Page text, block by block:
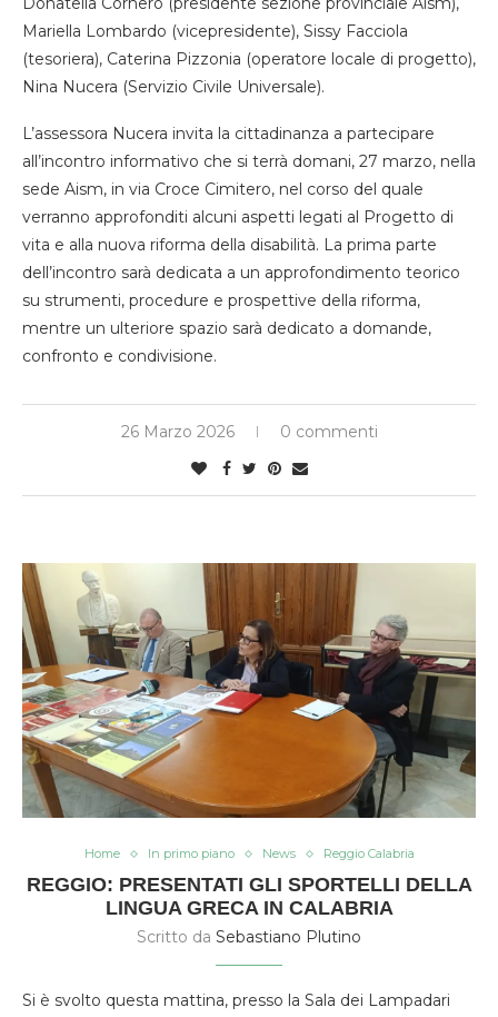
Mariella Lombardo (vicepresidente), Sissy Facciola
(tesoriera), Caterina Pizzonia (operatore locale di progetto),
Nina Nucera (Servizio Civile Universale).
L’assessora Nucera invita la cittadinanza a partecipare
all’incontro informativo che si terrà domani, 27 marzo, nella
sede Aism, in via Croce Cimitero, nel corso del quale
verranno approfonditi alcuni aspetti legati al Progetto di
vita e alla nuova riforma della disabilità. La prima parte
dell’incontro sarà dedicata a un approfondimento teorico
su strumenti, procedure e prospettive della riforma,
mentre un ulteriore spazio sarà dedicato a domande,
confronto e condivisione.
26 Marzo 2026 0 commenti
Home In primo piano News Reggio Calabria
REGGIO: PRESENTATI GLI SPORTELLI DELLA
LINGUA GRECA IN CALABRIA
Scritto da Sebastiano Plutino
Si è svolto questa mattina, presso la Sala dei Lampadari